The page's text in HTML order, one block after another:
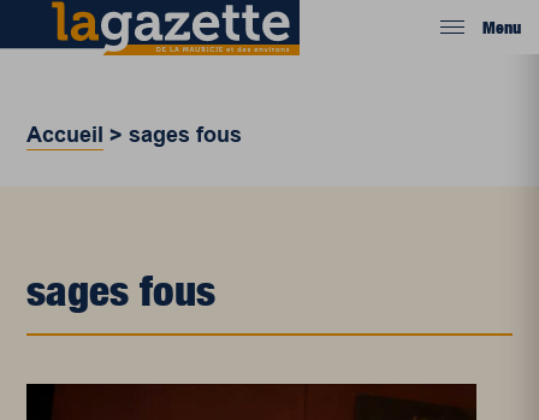
Menu
Accueil >sages fous
sages fous